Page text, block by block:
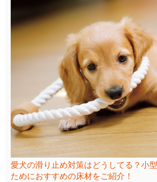
愛犬の滑り止め対策はどうしてる？小
ためにおすすめの床材をご紹介！